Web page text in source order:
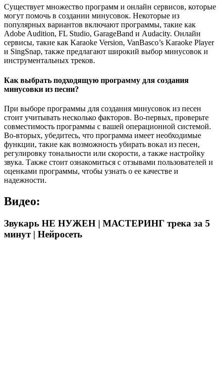
Существует множество программ и онлайн сервисов, которые
могут помочь в создании минусовок. Некоторые из
популярных вариантов включают программы, такие как
Adobe Audition, FL Studio, GarageBand и Audacity. Онлайн
сервисы, такие как Karaoke Version, VanBasco’s Karaoke Player
и SingSnap, также предлагают широкий выбор минусовок и
инструментальных треков.
Как выбрать подходящую программу для создания
минусовки из песни?
При выборе программы для создания минусовок из песен
стоит учитывать несколько факторов. Во-первых, проверьте
совместимость программы с вашей операционной системой.
Во-вторых, убедитесь, что программа имеет необходимые
функции, такие как возможность убирать вокал из песен,
регулировку тональности или скорости, а также настройку
звука. Также стоит ознакомиться с отзывами пользователей и
оценками программы, чтобы узнать о ее качестве и
надежности.
Видео:
Звукарь НЕ НУЖЕН | МАСТЕРИНГ трека за 5
минут | Нейросеть